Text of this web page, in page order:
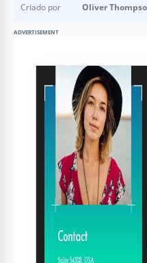
Criado por
Oliver
ADVERTISEMENT